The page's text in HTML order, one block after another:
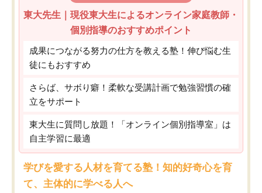
東大先生｜現役東大生によるオンライン家庭教師・
個別指導のおすすめポイント
成果につながる努力の仕方を教える塾！伸び悩む生
徒にもおすすめ
さらば、サボり癖！柔軟な受講計画で勉強習慣の確
立をサポート
東大生に質問し放題！「オンライン個別指導室」は
自主学習に最適
学びを愛する人材を育てる塾！知的好奇心を育
て、主体的に学べる人へ